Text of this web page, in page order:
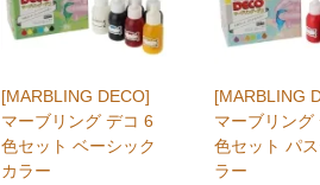
[MARBLING DECO]
マーブリング デコ 6
色セット ベーシック
カラー
[MARBLING
マーブリング
色セット パ
ラー